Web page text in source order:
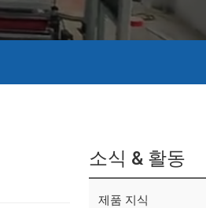
소식 & 활동
제품 지식